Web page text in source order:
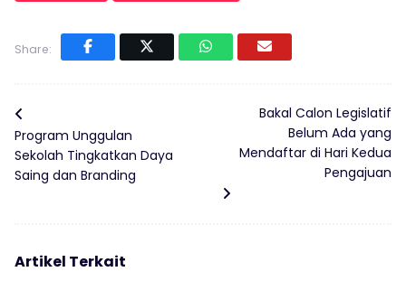
Share:
Program Unggulan
Sekolah Tingkatkan Daya
Saing dan Branding
Bakal Calon Legislatif
Belum Ada yang
Mendaftar di Hari Kedua
Pengajuan
Artikel Terkait